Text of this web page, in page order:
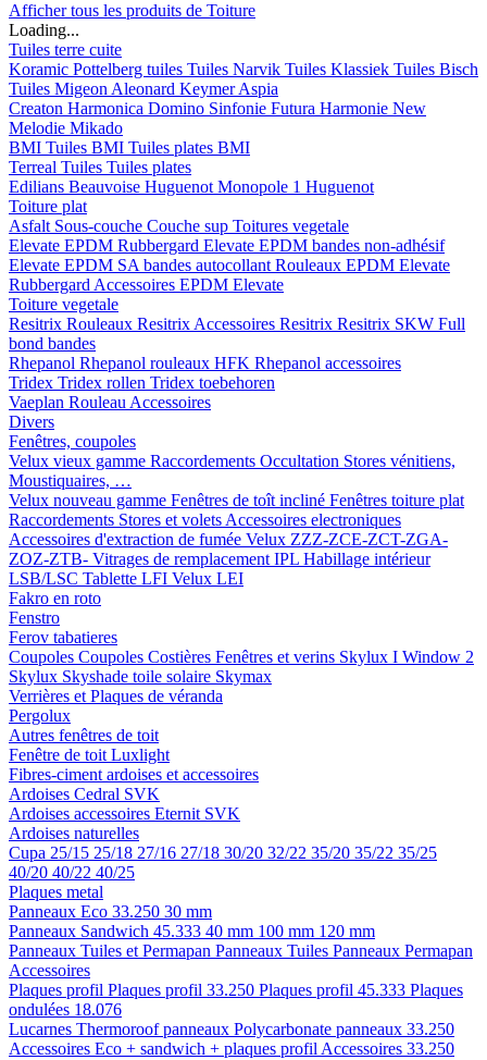
Afficher tous les produits de Toiture
Loading...
Tuiles terre cuite
Koramic Pottelberg tuiles Tuiles Narvik Tuiles Klassiek Tuiles Bisch
Tuiles Migeon Aleonard KeymerAspia
Creaton Harmonica Domino Sinfonie Futura Harmonie New
Melodie Mikado
BMI Tuiles BMI Tuiles plates BMI
Terreal Tuiles Tuiles plates
Edilians Beauvoise Huguenot Monopole 1 Huguenot
Toiture plat
Asfalt Sous-couche Couche sup Toitures vegetale
Elevate EPDM Rubbergard Elevate EPDM bandes non-adhésif
Elevate EPDM SA bandes autocollant Rouleaux EPDM Elevate
Rubbergard Accessoires EPDM Elevate
Toiture vegetale
Resitrix Rouleaux Resitrix Accessoires Resitrix Resitrix SKW Full
bond bandes
Rhepanol Rhepanol rouleaux HFK Rhepanol accessoires
Tridex Tridex rollen Tridex toebehoren
Vaeplan Rouleau Accessoires
Divers
Fenêtres, coupoles
Velux vieux gamme Raccordements Occultation Stores vénitiens,
Moustiquaires, …
Velux nouveau gamme Fenêtres de toît incliné Fenêtres toiture plat
Raccordements Stores et volets Accessoires electroniques
Accessoires d'extraction de fumée Velux ZZZ-ZCE-ZCT-ZGA-
ZOZ-ZTB- Vitrages de remplacement IPL Habillage intérieur
LSB/LSC Tablette LFI Velux LEI
Fakro en roto
Fenstro
Ferov tabatieres
Coupoles Coupoles Costières Fenêtres et verins Skylux I Window 2
Skylux Skyshade toile solaire Skymax
Verrières et Plaques de véranda
Pergolux
Autres fenêtres de toit
Fenêtre de toit Luxlight
Fibres-ciment ardoises et accessoires
Ardoises Cedral SVK
Ardoises accessoires Eternit SVK
Ardoises naturelles
Cupa 25/15 25/18 27/16 27/18 30/20 32/22 35/20 35/22 35/25
40/20 40/22 40/25
Plaques metal
Panneaux Eco 33.250 30 mm
Panneaux Sandwich 45.333 40 mm 100 mm 120 mm
Panneaux Tuiles et Permapan Panneaux Tuiles Panneaux Permapan
Accessoires
Plaques profil Plaques profil 33.250 Plaques profil 45.333 Plaques
ondulées 18.076
Lucarnes Thermoroof panneaux Polycarbonate panneaux 33.250
Accessoires Eco + sandwich + plaques profil Accessoires 33.250